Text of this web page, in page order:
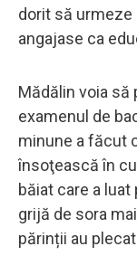
dorit să urmeze
angajase ca
Mădălin voia să
examenul de
minune a făcut
însoţească în
băiat care a
grijă de sora
părinții au